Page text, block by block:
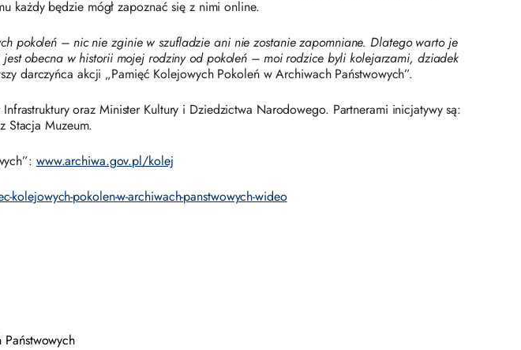
każdy będzie mógł zapoznać się z nimi online.
pokoleń – nic nie zginie w szufladzie ani nie zostanie zapomniane. Dlatego warto je
obecna w historii mojej rodziny od pokoleń – moi rodzice byli kolejarzami, dziadek
darczyńca akcji „Pamięć Kolejowych Pokoleń w Archiwach Państwowych”.
oraz Minister Kultury i Dziedzictwa Narodowego. Partnerami inicjatywy są:
Stacja Muzeum.
www.archiwa.gov.pl/kolej
pokolen-w-archiwach-panstwowych-wideo